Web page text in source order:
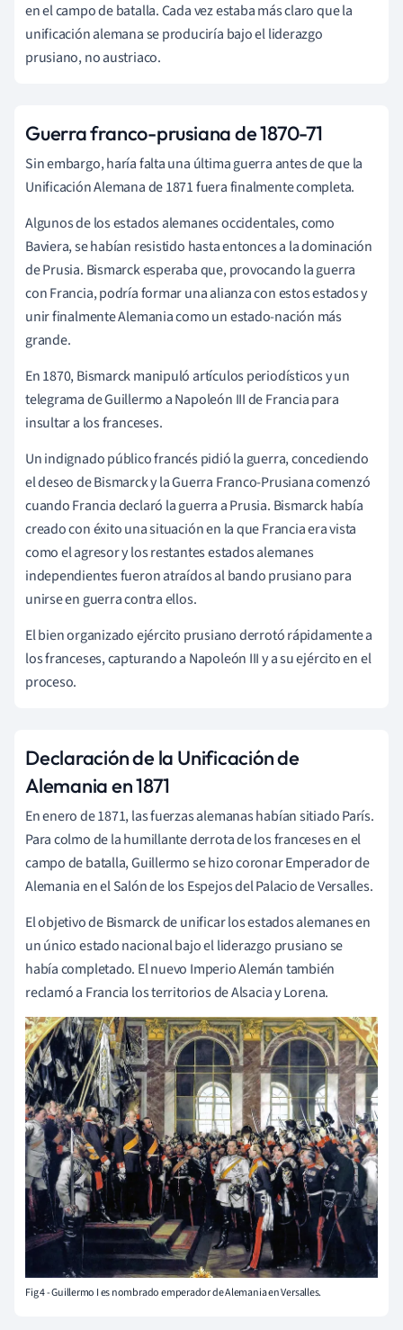
en el campo de batalla. Cada vez estaba más claro que la
unificación alemana se produciría bajo el liderazgo
prusiano, no austriaco.
Guerra franco-prusiana de 1870-71
Sin embargo, haría falta una última guerra antes de que la
Unificación Alemana de 1871 fuera finalmente completa.
Algunos de los estados alemanes occidentales, como
Baviera, se habían resistido hasta entonces a la dominación
de Prusia. Bismarck esperaba que, provocando la guerra
con Francia, podría formar una alianza con estos estados y
unir finalmente Alemania como un estado-nación más
grande.
En 1870, Bismarck manipuló artículos periodísticos y un
telegrama de Guillermo a Napoleón III de Francia para
insultar a los franceses.
Un indignado público francés pidió la guerra, concediendo
el deseo de Bismarck y la Guerra Franco-Prusiana comenzó
cuando Francia declaró la guerra a Prusia. Bismarck había
creado con éxito una situación en la que Francia era vista
como el agresor y los restantes estados alemanes
independientes fueron atraídos al bando prusiano para
unirse en guerra contra ellos.
El bien organizado ejército prusiano derrotó rápidamente a
los franceses, capturando a Napoleón III y a su ejército en el
proceso.
Declaración de la Unificación de
Alemania en 1871
En enero de 1871, las fuerzas alemanas habían sitiado París.
Para colmo de la humillante derrota de los franceses en el
campo de batalla, Guillermo se hizo coronar Emperador de
Alemania en el Salón de los Espejos del Palacio de Versalles.
El objetivo de Bismarck de unificar los estados alemanes en
un único estado nacional bajo el liderazgo prusiano se
había completado. El nuevo Imperio Alemán también
reclamó a Francia los territorios de Alsacia y Lorena.
Fig 4 - Guillermo I es nombrado emperador de Alemania en Versalles.